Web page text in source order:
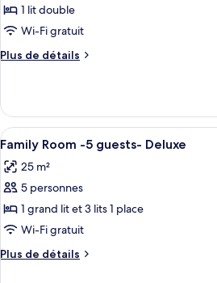
1 lit double
Wi-Fi gratuit
Plus de détails
Plus
le
type
de
chambre
Double
Room
Afficher
toutes
les
photos
pour
ce
type
de
2
Family Room -5 guests- Deluxe
25 m²
5 personnes
1 grand lit et 3 lits 1 place
Wi-Fi gratuit
Plus de détails
Plus